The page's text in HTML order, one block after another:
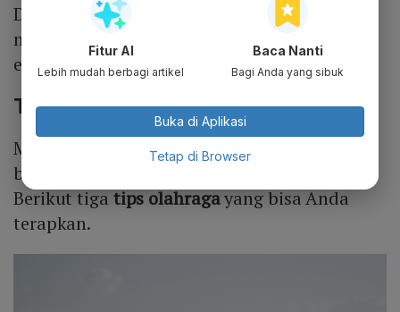
Dengan demikian, olahraga ini mampu
mengurangi jumlah lemak tubuh secara
efektif.
Tips Olahraga Saat Puasa
Manfaat olahraga di atas bisa Anda peroleh
bila dilakukan dengan cara yang tepat.
Berikut tiga tips olahragayang bisa Anda
terapkan.
Fitur AI
Lebih mudah berbagi artikel
Baca Nanti
Bagi Anda yang sibuk
Buka di Aplikasi
Tetap di Browser